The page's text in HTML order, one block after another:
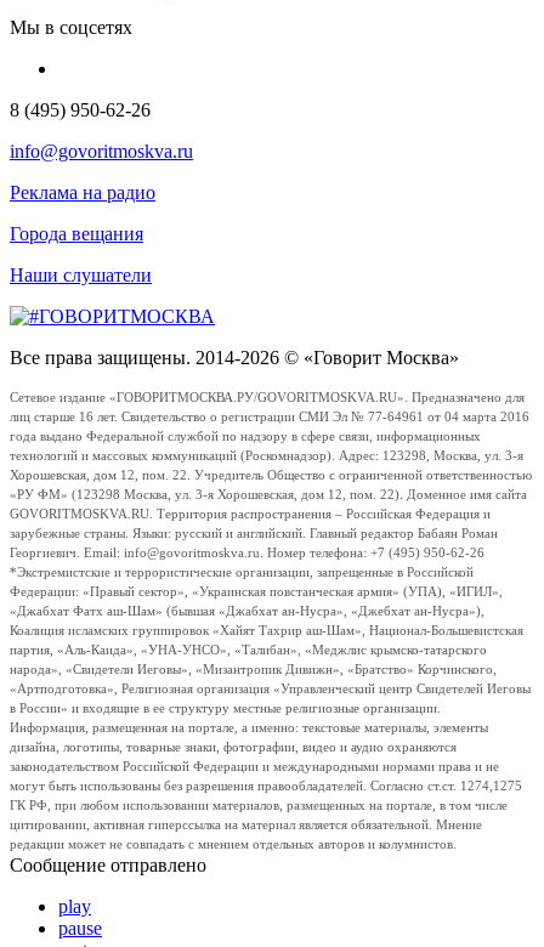
Мы в соцсетях
8 (495) 950-62-26
info@govoritmoskva.ru
Реклама на радио
Города вещания
Наши слушатели
Все права защищены. 2014-2026 © «Говорит Москва»
Сетевое издание «ГОВОРИТМОСКВА.РУ/GOVORITMOSKVA.RU». Предназначено для
лиц старше 16 лет. Свидетельство о регистрации СМИ Эл № 77-64961 от 04 марта 2016
года выдано Федеральной службой по надзору в сфере связи, информационных
технологий и массовых коммуникаций (Роскомнадзор). Адрес: 123298, Москва, ул. 3-я
Хорошевская, дом 12, пом. 22. Учредитель Общество с ограниченной ответственностью
«РУ ФМ» (123298 Москва, ул. 3-я Хорошевская, дом 12, пом. 22). Доменное имя сайта
GOVORITMOSKVA.RU. Территория распространения – Российская Федерация и
зарубежные страны. Языки: русский и английский. Главный редактор Бабаян Роман
Георгиевич. Email: info@govoritmoskva.ru. Номер телефона: +7 (495) 950-62-26
*Экстремистские и террористические организации, запрещенные в Российской
Федерации: «Правый сектор», «Украинская повстанческая армия» (УПА), «ИГИЛ»,
«Джабхат Фатх аш-Шам» (бывшая «Джабхат ан-Нусра», «Джебхат ан-Нусра»),
Коалиция исламских группировок «Хайят Тахрир аш-Шам», Национал-Большевистская
партия, «Аль-Каида», «УНА-УНСО», «Талибан», «Меджлис крымско-татарского
народа», «Свидетели Иеговы», «Мизантропик Дивижн», «Братство» Корчинского,
«Артподготовка», Религиозная организация «Управленческий центр Свидетелей Иеговы
в России» и входящие в ее структуру местные религиозные организации.
Информация, размещенная на портале, а именно: текстовые материалы, элементы
дизайна, логотипы, товарные знаки, фотографии, видео и аудио охраняются
законодательством Российской Федерации и международными нормами права и не
могут быть использованы без разрешения правообладателей. Согласно ст.ст. 1274,1275
ГК РФ, при любом использовании материалов, размещенных на портале, в том числе
цитировании, активная гиперссылка на материал является обязательной. Мнение
редакции может не совпадать с мнением отдельных авторов и колумнистов.
Сообщение отправлено
play
pause